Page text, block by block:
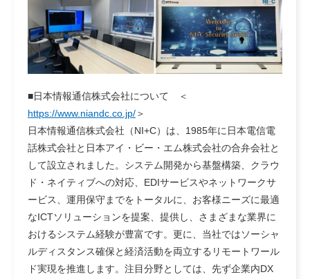
■日本情報通信株式会社について ＜
https://www.niandc.co.jp/＞
日本情報通信株式会社（NI+C）は、1985年に日本電信電
話株式会社と日本アイ・ビー・エム株式会社の合弁会社と
して設立されました。システム開発から基盤構築、クラウ
ド・ネイティブへの対応、EDIサービスやネットワークサ
ービス、運用保守までをトータルに、お客様ニーズに最適
なICTソリューションを提案、提供し、さまざまな業界に
おけるシステム経験が豊富です。更に、当社ではソーシャ
ルディスタンス確保と経済活動を両立するリモートワール
ド実現を推進します。注目分野としては、先ず企業内DX